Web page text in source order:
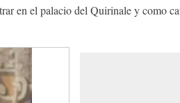
en el palacio del Quirinale y como